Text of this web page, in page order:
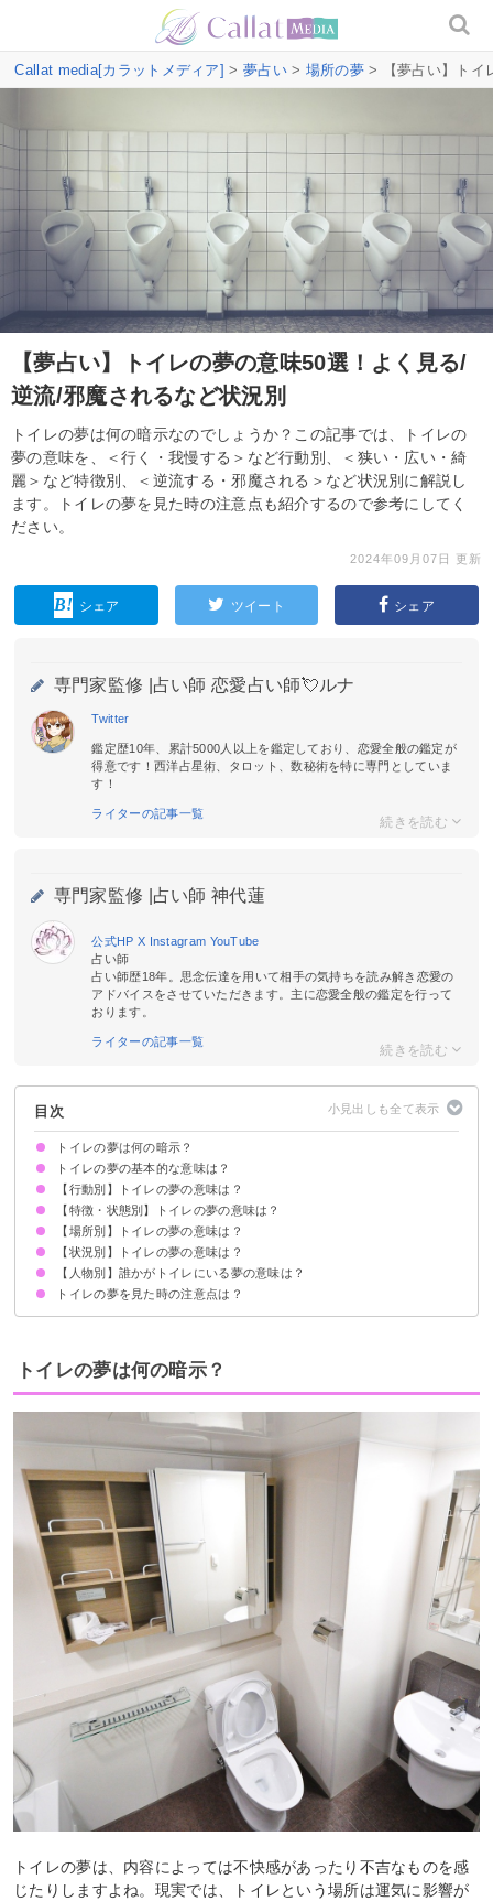
Callat media[カラットメディア] > 夢占い> 場所の夢> 【夢占い】トイ
【夢占い】トイレの夢の意味50選！よく見る/
逆流/邪魔されるなど状況別
トイレの夢は何の暗示なのでしょうか？この記事では、トイレの
夢の意味を、＜行く・我慢する＞など行動別、＜狭い・広い・綺
麗＞など特徴別、＜逆流する・邪魔される＞など状況別に解説し
ます。トイレの夢を見た時の注意点も紹介するので参考にしてく
ださい。
2024年09月07日 更新
シェア ツイート シェア
専門家監修 | 占い師 恋愛占い師💘ルナ
Twitter
鑑定歴10年、累計5000人以上を鑑定しており、恋愛全般の鑑定が
得意です！西洋占星術、タロット、数秘術を特に専門としていま
す！
ライターの記事一覧
専門家監修 | 占い師 神代蓮
公式HP X Instagram YouTube
占い師
占い師歴18年。思念伝達を用いて相手の気持ちを読み解き恋愛の
アドバイスをさせていただきます。主に恋愛全般の鑑定を行って
おります。
ライターの記事一覧
目次
トイレの夢は何の暗示？
トイレの夢の基本的な意味は？
何かを手放したいと深層心理で考えているサイン
トイレの夢をよく見る場合の意味
状況によって意味が決まる
【行動別】トイレの夢の意味は？
トイレに行く夢【吉夢】
トイレでうんこをする夢【吉夢】
トイレでおしっこをする夢【吉夢】
トイレで我慢する夢【警告夢】
トイレを間違える夢【警告夢】
トイレが修理中の夢【吉夢】
トイレで並ぶ夢【吉夢】
トイレに落ちる夢【吉夢】
トイレで漏らす夢【凶夢】
トイレに隠れる夢【凶夢】
トイレが見つからない夢【凶夢】
トイレ掃除をする夢【吉夢】
トイレで吐く夢【願望夢】
【特徴・状態別】トイレの夢の意味は？
汚いトイレの夢【吉夢】
仕切りがないトイレの夢【警告夢】
狭いトイレの夢【凶夢】
広いトイレの夢【吉夢】
綺麗なトイレの夢【吉夢】
和式トイレの夢【吉夢】
洋式トイレの夢【吉夢】
古いトイレの夢【吉夢】
たくさんのトイレが出てくる夢【吉夢】
臭いトイレの夢【警告夢】
【場所別】トイレの夢の意味は？
学校のトイレの夢【警告夢】
豪邸のトイレの夢【吉夢】
自宅のトイレの夢【吉夢】
公衆トイレの夢【警告夢】
【状況別】トイレの夢の意味は？
トイレが逆流する夢【凶夢】
トイレの水が溢れる夢【凶夢】
トイレが詰まる夢【警告夢】
トイレを邪魔される夢【警告夢】
トイレが壊れる夢【警告夢】
トイレで話しかけられる夢【凶夢】
トイレに間に合わない夢【凶夢】
トイレが混んでいる夢【警告夢】
トイレを開けられる夢【凶夢】
トイレに便器がない夢【凶夢】
トイレが工事中の夢【吉夢】
トイレで物を落とす夢【凶夢】
トイレが水浸しの夢【警告夢】
トイレが血だらけになっている夢【吉夢】
トイレの電気がつかない夢【凶夢】
トイレのカギが閉まらない夢【凶夢】
【人物別】誰かがトイレにいる夢の意味は？
友達がトイレにいる夢【願望夢】
恋人がトイレにいる夢【警告夢】
知らない人がトイレにいる夢【吉夢】
芸能人がトイレにいる夢【願望夢】
家族がトイレにいる夢【吉夢】
不審な人物がトイレにいる夢【警告夢】
亡くなった人がトイレにいる夢【吉夢】
トイレの夢を見た時の注意点は？
吉夢なら話さず警告夢や凶夢は人に話す
トイレの夢は何の暗示？
トイレの夢は、内容によっては不快感があったり不吉なものを感
じたりしますよね。現実では、トイレという場所は運気に影響が